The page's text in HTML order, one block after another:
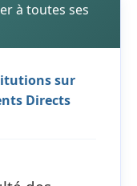
à toutes ses
sur
Directs